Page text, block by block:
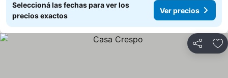
Seleccioná las fechas para ver los
precios exactos
Ver precios
Compartir